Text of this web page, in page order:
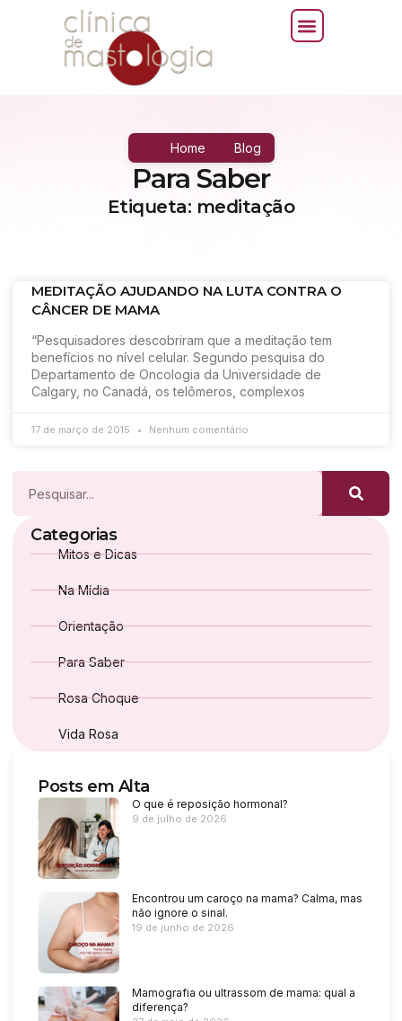
Home Blog
Para Saber
Etiqueta: meditação
MEDITAÇÃO AJUDANDO NA LUTA CONTRA O
CÂNCER DE MAMA
“Pesquisadores descobriram que a meditação tem
benefícios no nível celular. Segundo pesquisa do
Departamento de Oncologia da Universidade de
Calgary, no Canadá, os telômeros, complexos
17 de março de 2015 Nenhum comentário
Categorias
Mitos e Dicas
Na Mídia
Orientação
Para Saber
Rosa Choque
Vida Rosa
Posts em Alta
O que é reposição hormonal?
9 de julho de 2026
Encontrou um caroço na mama? Calma, mas
não ignore o sinal.
19 de junho de 2026
Mamografia ou ultrassom de mama: qual a
diferença?